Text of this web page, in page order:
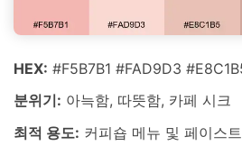
HEX: #F5B7B1 #FAD9D3
분위기: 아늑함, 따뜻함, 카페 시크
최적 용도: 커피숍 메뉴 및 페이스